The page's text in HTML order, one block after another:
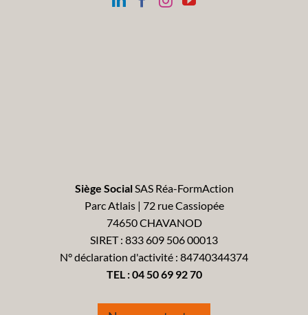
Siège SocialSAS Réa-FormAction
Parc Atlais | 72 rue Cassiopée
74650 CHAVANOD
SIRET : 833 609 506 00013
N° déclaration d'activité : 84740344374
TEL :04 50 69 92 70